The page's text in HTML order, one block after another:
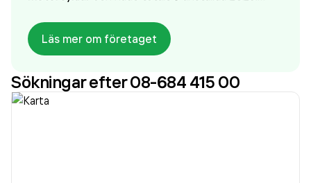
Bolaget är ett aktiebolag som varit aktivt sedan
2012. Kameesy Truck Center AB
6 107 000,00 kr
senaste räkenskapsåret (2025).
Läs mer om företaget
Sökningar efter 08-684 415 00